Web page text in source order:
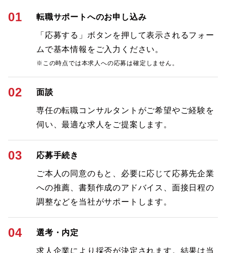
01 転職サポートへのお申し込み
「応募する」ボタンを押して表示されるフォー
ムで基本情報をご入力ください。
※この時点では本求人への応募は確定しません。
02 面談
専任の転職コンサルタントがご希望やご経験を
伺い、最適な求人をご提案します。
03 応募手続き
ご本人の同意のもと、必要に応じて応募先企業
への推薦、書類作成のアドバイス、面接日程の
調整などを当社がサポートします。
04 選考・内定
求人企業により採否が決定されます。結果は当